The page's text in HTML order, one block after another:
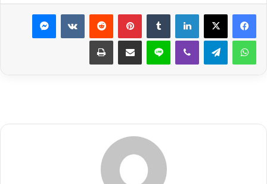
لينكدإن بينتيريست ماسنجر
واتساب تيلقرام ڤايبر لاين مشاركة عبر البريد طباعة